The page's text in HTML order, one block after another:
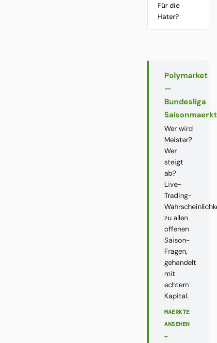
Für die
Hater?
Polymarket
—
Bundesliga
Wer wird
Meister?
Wer
steigt
ab?
Live-
Trading-
zu allen
offenen
Saison-
Fragen,
gehandelt
mit
echtem
Kapital.
MAERKTE
ANSEHEN
→